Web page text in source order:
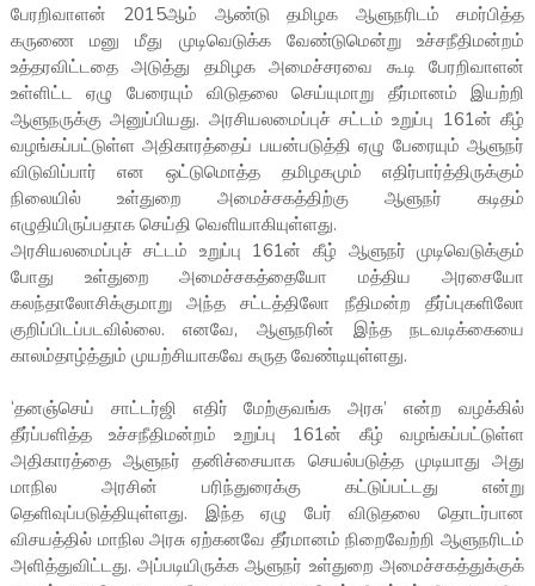
பேரறிவாளன் 2015ஆம் ஆண்டு தமிழக ஆளுநரிடம் சமர்பித்த
கருணை மனு மீது முடிவெடுக்க வேண்டுமென்று உச்சநீதிமன்றம்
உத்தரவிட்டதை அடுத்து தமிழக அமைச்சரவை கூடி பேரறிவாளன்
உள்ளிட்ட ஏழு பேரையும் விடுதலை செய்யுமாறு தீர்மானம் இயற்றி
ஆளுநருக்கு அனுப்பியது. அரசியலமைப்புச் சட்டம் உறுப்பு 161ன் கீழ்
வழங்கப்பட்டுள்ள அதிகாரத்தைப் பயன்படுத்தி ஏழு பேரையும் ஆளுநர்
விடுவிப்பார் என ஒட்டுமொத்த தமிழகமும் எதிர்பார்த்திருக்கும்
நிலையில் உள்துறை அமைச்சகத்திற்கு ஆளுநர் கடிதம்
எழுதியிருப்பதாக செய்தி வெளியாகியுள்ளது.
அரசியலமைப்புச் சட்டம் உறுப்பு 161ன் கீழ் ஆளுநர் முடிவெடுக்கும்
போது உள்துறை அமைச்சகத்தையோ மத்திய அரசையோ
கலந்தாலோசிக்குமாறு அந்த சட்டத்திலோ நீதிமன்ற தீர்ப்புகளிலோ
குறிப்பிடப்படவில்லை. எனவே, ஆளுநரின் இந்த நடவடிக்கையை
காலம்தாழ்த்தும் முயற்சியாகவே கருத வேண்டியுள்ளது.
‘தனஞ்செய் சாட்டர்ஜி எதிர் மேற்குவங்க அரசு’ என்ற வழக்கில்
தீர்ப்பளித்த உச்சநீதிமன்றம் உறுப்பு 161ன் கீழ் வழங்கப்பட்டுள்ள
அதிகாரத்தை ஆளுநர் தனிச்சையாக செயல்படுத்த முடியாது அது
மாநில அரசின் பரிந்துரைக்கு கட்டுப்பட்டது என்று
தெளிவுப்படுத்தியுள்ளது. இந்த ஏழு பேர் விடுதலை தொடர்பான
விசயத்தில் மாநில அரசு ஏற்கனவே தீர்மானம் நிறைவேற்றி ஆளுநரிடம்
அளித்துவிட்டது. அப்படியிருக்க ஆளுநர் உள்துறை அமைச்சகத்துக்குக்